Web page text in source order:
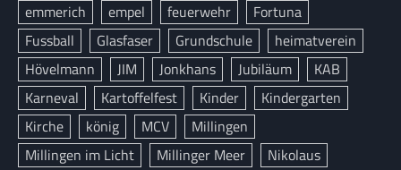
emmerich
empel feuerwehr
Fortuna
Fussball
Glasfaser Grundschule
heimatverein
Hövelmann
JIM Jonkhans Jubiläum
KAB
Karneval
Kartoffelfest Kinder
Kindergarten
Kirche
könig MCV
Millingen
Millingen im Licht
Millinger Meer
Nikolaus